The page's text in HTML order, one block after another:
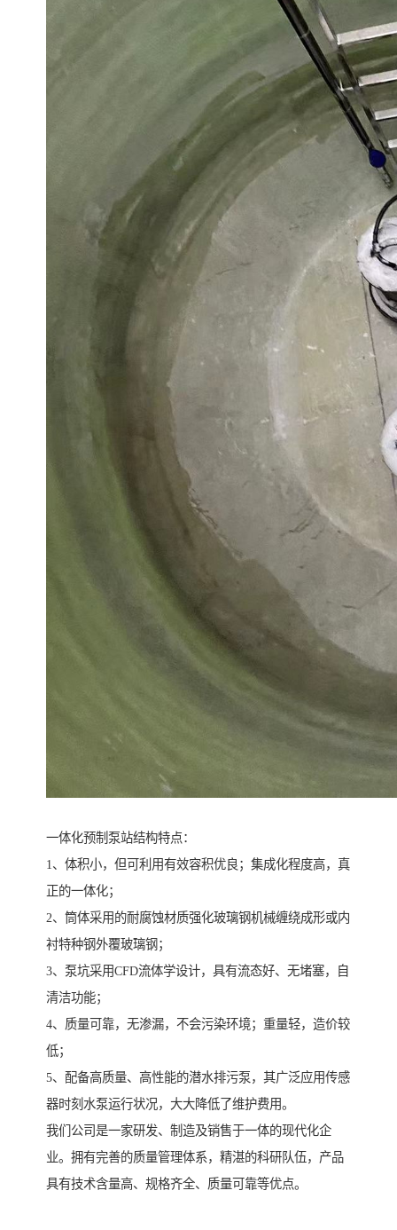
一体化预制泵站结构特点：
1、体积小，但可利用有效容积优良；集成化程度高，真
正的一体化；
2、筒体采用的耐腐蚀材质强化玻璃钢机械缠绕成形或内
衬特种钢外覆玻璃钢；
3、泵坑采用CFD流体学设计，具有流态好、无堵塞，自
清洁功能；
4、质量可靠，无渗漏，不会污染环境；重量轻，造价较
低；
5、配备高质量、高性能的潜水排污泵，其广泛应用传感
器时刻水泵运行状况，大大降低了维护费用。
我们公司是一家研发、制造及销售于一体的现代化企
业。拥有完善的质量管理体系，精湛的科研队伍，产品
具有技术含量高、规格齐全、质量可靠等优点。